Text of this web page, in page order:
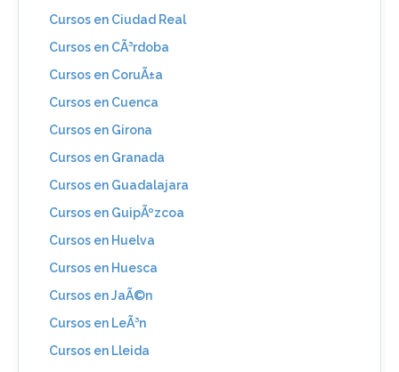
Cursos en Ciudad Real
Cursos en CÃ³rdoba
Cursos en CoruÃ±a
Cursos en Cuenca
Cursos en Girona
Cursos en Granada
Cursos en Guadalajara
Cursos en GuipÃºzcoa
Cursos en Huelva
Cursos en Huesca
Cursos en JaÃ©n
Cursos en LeÃ³n
Cursos en Lleida